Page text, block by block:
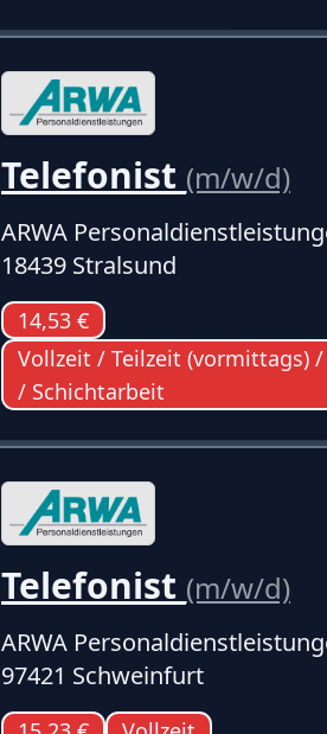
Telefonist (m/w/d)
ARWA
18439 Stralsund
14,53 €
Vollzeit / Teilzeit (vormittags)
/ Schichtarbeit
Telefonist (m/w/d)
ARWA
97421 Schweinfurt